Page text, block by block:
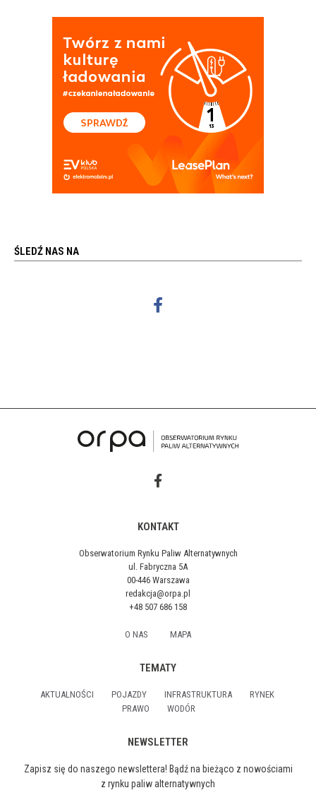
ŚLEDŹ NAS NA
KONTAKT
Obserwatorium Rynku Paliw Alternatywnych
ul. Fabryczna 5A
00-446 Warszawa
redakcja@orpa.pl
+48 507 686 158
O NAS MAPA
TEMATY
AKTUALNOŚCI POJAZDY INFRASTRUKTURA
RYNEK
PRAWO
WODÓR
NEWSLETTER
Zapisz się do naszego newslettera! Bądź na bieżąco z nowościami
z rynku paliw alternatywnych